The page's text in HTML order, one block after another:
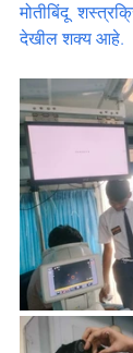
मोतीबिंदू
देखील शक्य आहे.